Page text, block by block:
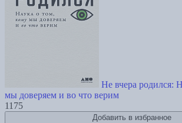
Не вчера родился:
мы доверяем и во что верим
1175
Добавить в избранное